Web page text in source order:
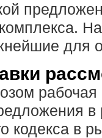
для
в
кодекса в